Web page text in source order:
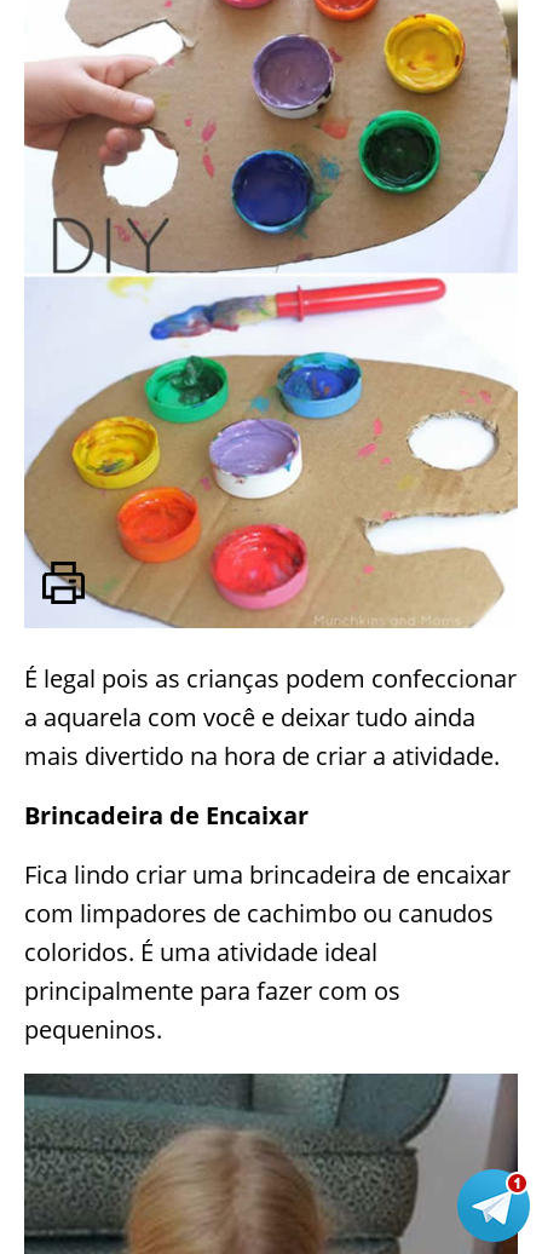
É legal pois as crianças podem confeccionar
a aquarela com você e deixar tudo ainda
mais divertido na hora de criar a atividade.
Brincadeira de Encaixar
Fica lindo criar uma brincadeira de encaixar
com limpadores de cachimbo ou canudos
coloridos. É uma atividade ideal
principalmente para fazer com os
pequeninos.